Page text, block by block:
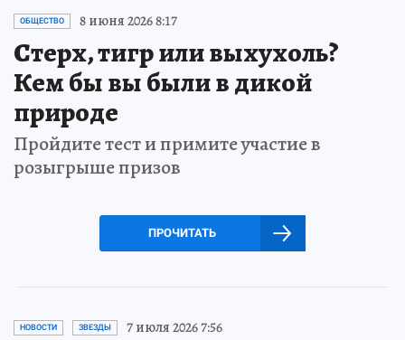
ОБЩЕСТВО 8 июня 2026 8:17
Стерх, тигр или выхухоль?
Кем бы вы были в дикой
природе
Пройдите тест и примите участие в
розыгрыше призов
ПРОЧИТАТЬ
НОВОСТИ ЗВЕЗДЫ 7 июля 2026 7:56